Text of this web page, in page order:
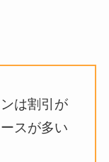
は割引が
スが多い